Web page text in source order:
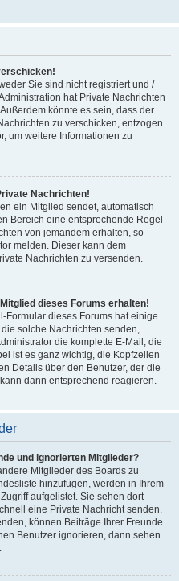
Sie sind nicht registriert und /
hat Private Nachrichten
könnte es sein, dass der
zu verschicken, entzogen
um weitere Informationen zu
Nachrichten!
ein Mitglied sendet, automatisch
Bereich eine entsprechende Regel
von jemandem erhalten, so
melden. Dieser kann dem
Nachrichten zu versenden.
dieses Forums erhalten!
Formular dieses Forums hat einige
solche Nachrichten senden,
die komplette E-Mail, die
ist es ganz wichtig, die Kopfzeilen
Details über den Benutzer, der die
dann entsprechend reagieren.
und ignorierten Mitglieder?
Mitglieder des Boards zu
hinzufügen, werden in Ihrem
aufgelistet. Sie sehen dort
eine Private Nachricht senden.
können Beiträge Ihrer Freunde
Benutzer ignorieren, dann sehen